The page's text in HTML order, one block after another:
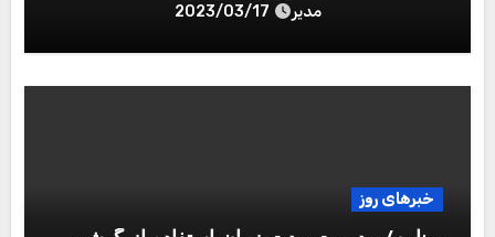
مدیر 2023/03/17
خبرهای روز